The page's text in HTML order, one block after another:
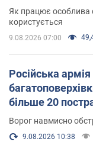
Як працює особлива
користується
9.08.2026 07:00
Російська армія
більше 20
Ворог навмисно
9.08.2026 10:38